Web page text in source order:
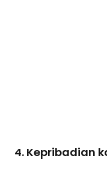
4. Kepribadian